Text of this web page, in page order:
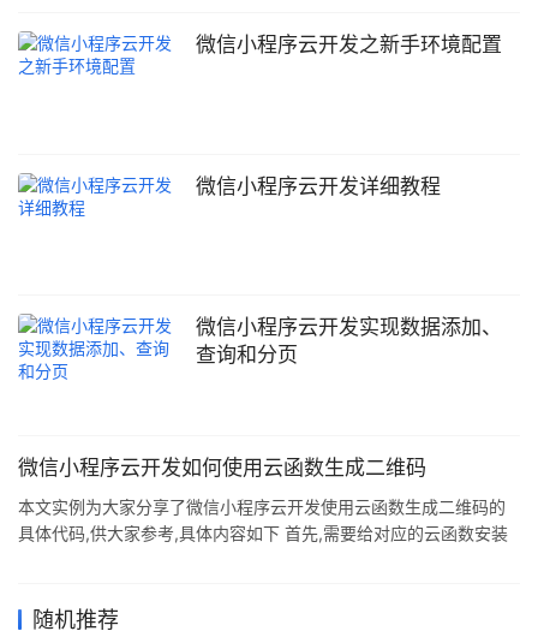
var value = e.detail.value var str微信小程序云开发之新手环境配置
微信小程序云开发详细教程
微信小程序云开发实现数据添加、
查询和分页
微信小程序云开发如何使用云函数生成二维码
本文实例为大家分享了微信小程序云开发使用云函数生成二维码的
具体代码,供大家参考,具体内容如下 首先,需要给对应的云函数安装
下: // 云函数入口文件 const cloud = require('wx-server-sdk')
随机推荐